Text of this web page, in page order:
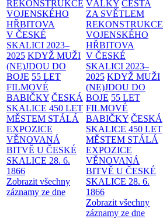
REKONSTRUKCE
VOJENSKÉHO
HŘBITOVA
V ČESKÉ
SKALICI 2023–
2025 KDYŽ MUŽI
(NE)JDOU DO
BOJE 55 LET
FILMOVÉ
BABIČKY ČESKÁ
SKALICE 450 LET
MĚSTEM STÁLÁ
EXPOZICE
VĚNOVANÁ
BITVĚ U ČESKÉ
SKALICE 28. 6.
1866
Zobrazit všechny
záznamy ze dne
VÁLKY CESTA
ZA SVĚTLEM
REKONSTRUKCE
VOJENSKÉHO
HŘBITOVA
V ČESKÉ
SKALICI 2023–
2025 KDYŽ MUŽI
(NE)JDOU DO
BOJE 55 LET
FILMOVÉ
BABIČKY ČESKÁ
SKALICE 450 LET
MĚSTEM STÁLÁ
EXPOZICE
VĚNOVANÁ
BITVĚ U ČESKÉ
SKALICE 28. 6.
1866
Zobrazit všechny
záznamy ze dne